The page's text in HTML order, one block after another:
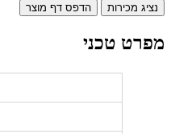
נציג מכירות
הדפס דף מוצר
מפרט טכני